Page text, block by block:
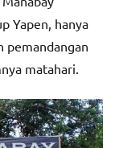
Yapen, hanya
pemandangan
matahari.